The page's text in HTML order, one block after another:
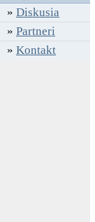
» Diskusia
» Partneri
» Kontakt